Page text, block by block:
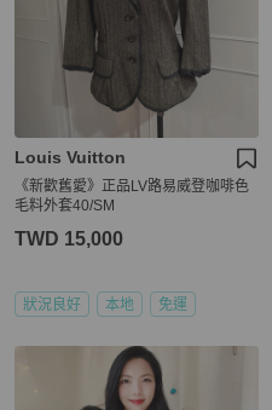
Louis Vuitton
《新歡舊愛》正品LV路易威登咖啡色
毛料外套40/SM
TWD 15,000
狀況良好 本地 免運